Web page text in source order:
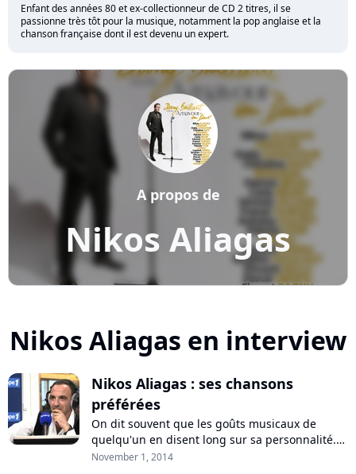
Enfant des années 80 et ex-collectionneur de CD 2 titres, il se
passionne très tôt pour la musique, notamment la pop anglaise et la
chanson française dont il est devenu un expert.
Nikos Aliagas
A propos de
Nikos Aliagas en interview
Nikos Aliagas : ses chansons
préférées
On dit souvent que les goûts musicaux de
quelqu'un en disent long sur sa personnalité.
Pure Charts vous propose de découvrir un
November 1, 2014